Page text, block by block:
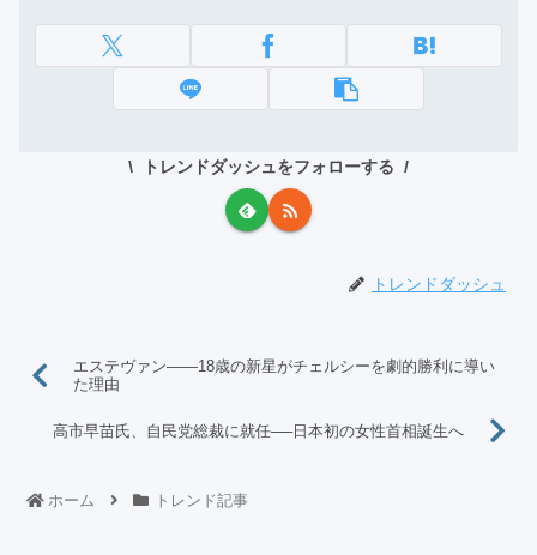
トレンドダッシュをフォローする
トレンドダッシュ
エステヴァン――18歳の新星がチェルシーを劇的勝利に導い
た理由
高市早苗氏、自民党総裁に就任──日本初の女性首相誕生へ
ホーム トレンド記事